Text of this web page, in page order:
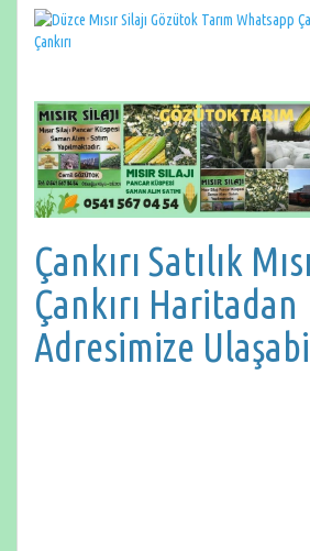
Çankırı Satılık
Çankırı Haritadan
Adresimize